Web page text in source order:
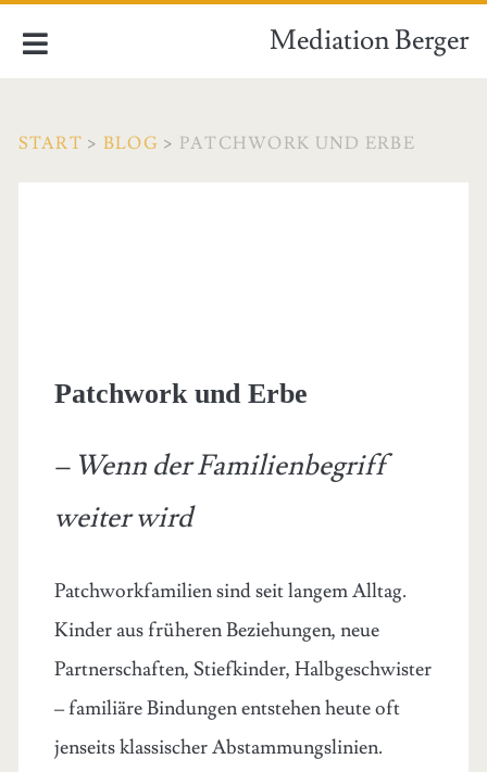
Mediation Berger
START > BLOG > PATCHWORK UND ERBE
Patchwork und Erbe
– Wenn der Familienbegriff
weiter wird
Patchworkfamilien sind seit langem Alltag.
Kinder aus früheren Beziehungen, neue
Partnerschaften, Stiefkinder, Halbgeschwister
– familiäre Bindungen entstehen heute oft
jenseits klassischer Abstammungslinien.